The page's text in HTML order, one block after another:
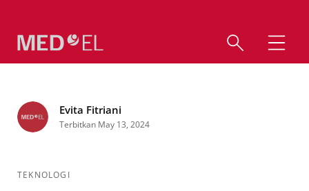
Evita Fitriani
Terbitkan May 13, 2024
TEKNOLOGI